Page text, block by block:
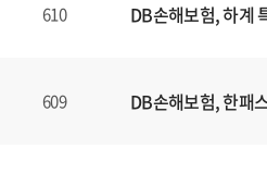
610 DB손해보험, 하계
609 DB손해보험, 한패